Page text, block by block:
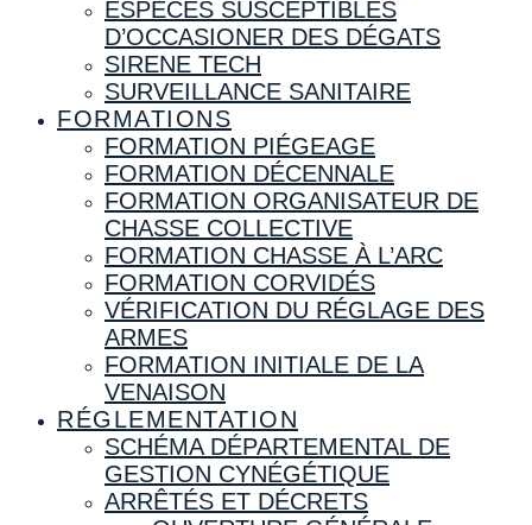
ESPÈCES SUSCEPTIBLES
D’OCCASIONER DES DÉGATS
SIRENE TECH
SURVEILLANCE SANITAIRE
FORMATIONS
FORMATION PIÉGEAGE
FORMATION DÉCENNALE
FORMATION ORGANISATEUR DE
CHASSE COLLECTIVE
FORMATION CHASSE À L’ARC
FORMATION CORVIDÉS
VÉRIFICATION DU RÉGLAGE DES
ARMES
FORMATION INITIALE DE LA
VENAISON
RÉGLEMENTATION
SCHÉMA DÉPARTEMENTAL DE
GESTION CYNÉGÉTIQUE
ARRÊTÉS ET DÉCRETS